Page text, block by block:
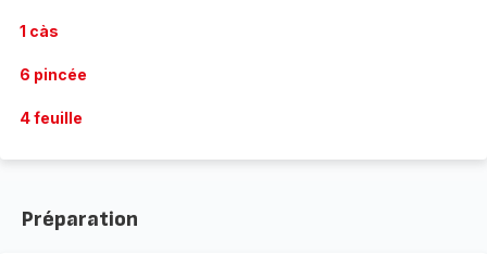
1 càs
6 pincée
4 feuille
Préparation